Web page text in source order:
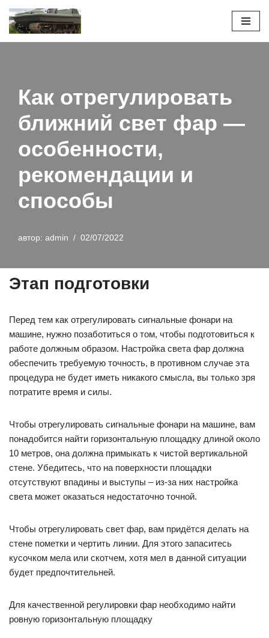
Перейти
Как отрегулировать
ближний свет фар —
особенности,
рекомендации и
способы
автор: admin 02/07/2022
Этап подготовки
Перед тем как отрегулировать сигнальные фонари на
машине, нужно позаботиться о том, чтобы подготовиться к
работе должным образом. Настройка света фар должна
обеспечить требуемую точность, в противном случае эта
процедура не будет иметь никакого смысла, вы только зря
потратите время и силы.
Чтобы отрегулировать сигнальные фонари на машине, вам
понадобится найти горизонтальную площадку длиной около
10 метров, она должна примыкать к чистой вертикальной
стене. Убедитесь, что на поверхности площадки
отсутствуют впадины и выступы – из-за них настройка
света может оказаться недостаточно точной.
Чтобы отрегулировать свет фар, вам придётся делать на
стене пометки и чертить линии. Для этого запаситесь
кусочком мела или скотчем, хотя мел в данной ситуации
будет предпочтительней.
Для качественной регулировки фар необходимо найти
ровную горизонтальную площадку